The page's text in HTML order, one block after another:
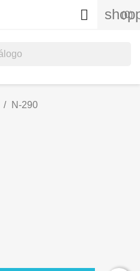
(0)

N-290